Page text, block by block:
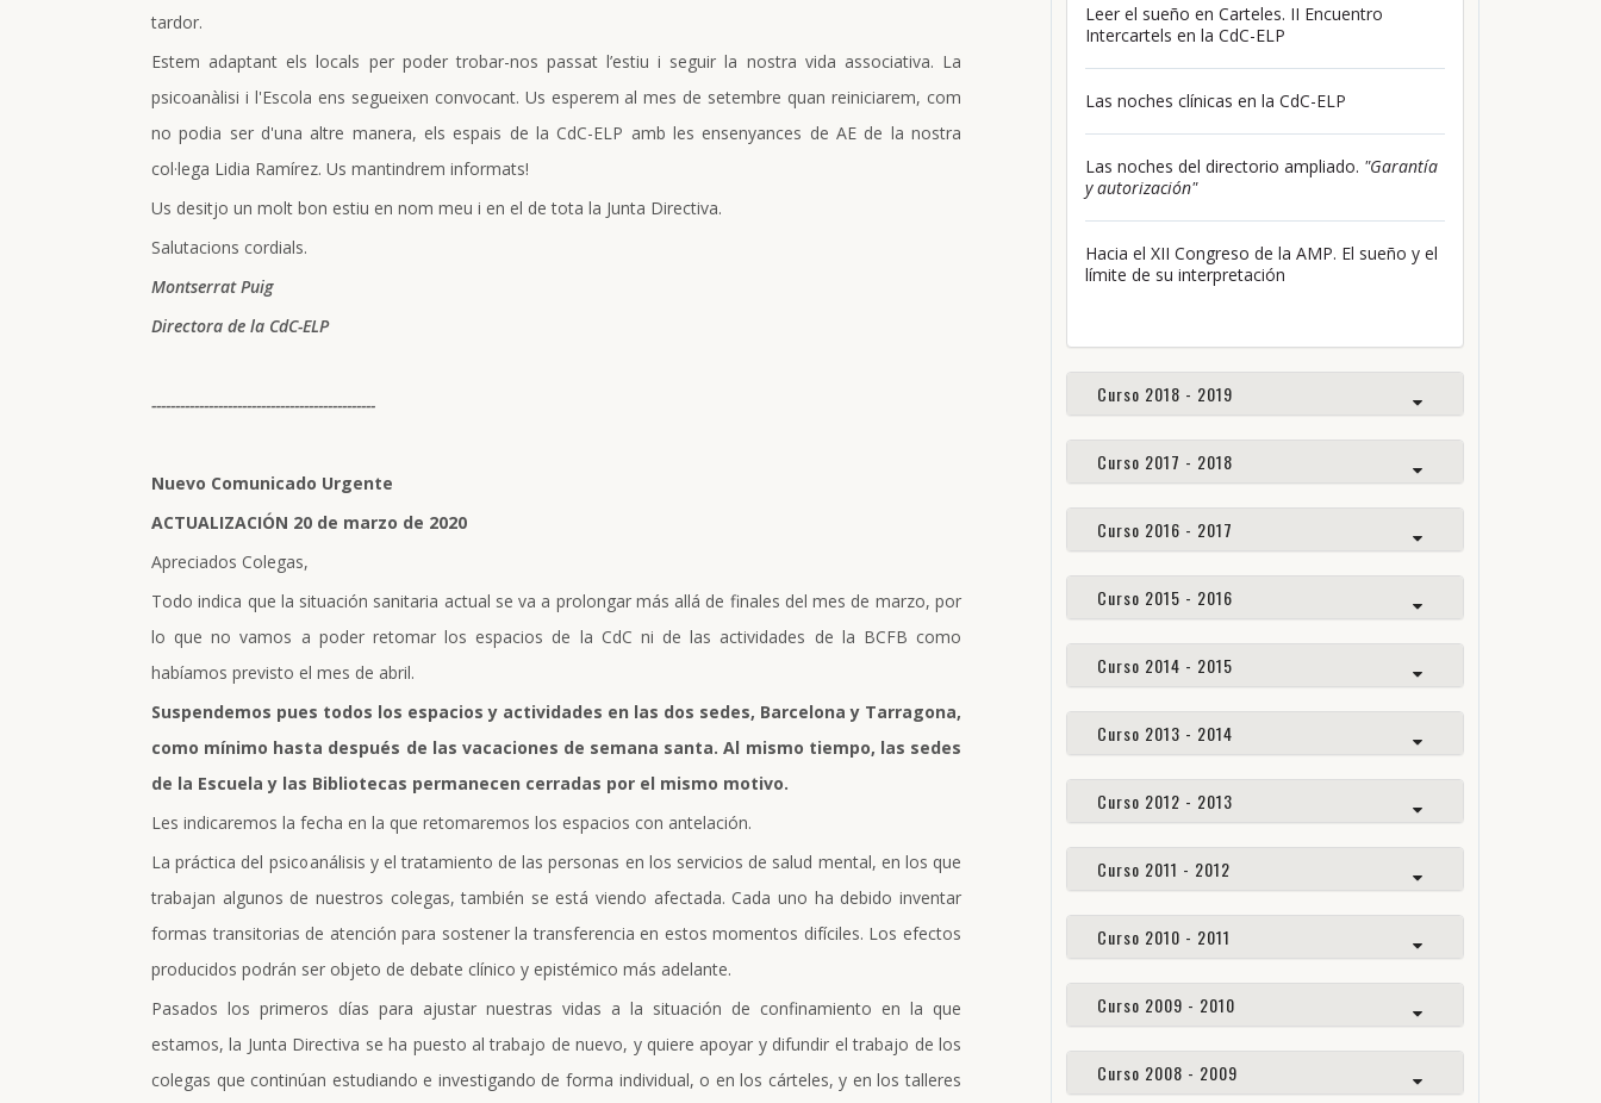
tardor.
Estem adaptant els locals per poder trobar-nos passat l’estiu i seguir la nostra vida associativa. La
psicoanàlisi i l'Escola ens segueixen convocant. Us esperem al mes de setembre quan reiniciarem, com
no podia ser d'una altre manera, els espais de la CdC-ELP amb les ensenyances de AE de la nostra
col·lega Lidia Ramírez. Us mantindrem informats!
Us desitjo un molt bon estiu en nom meu i en el de tota la Junta Directiva.
Salutacions cordials.
Montserrat Puig
Directora de la CdC-ELP
-----------------------------------------------
Nuevo Comunicado Urgente
ACTUALIZACIÓN 20 de marzo de 2020
Apreciados Colegas,
Todo indica que la situación sanitaria actual se va a prolongar más allá de finales del mes de marzo, por
lo que no vamos a poder retomar los espacios de la CdC ni de las actividades de la BCFB como
habíamos previsto el mes de abril.
Suspendemos pues todos los espacios y actividades en las dos sedes, Barcelona y Tarragona,
como mínimo hasta después de las vacaciones de semana santa. Al mismo tiempo, las sedes
de la Escuela y las Bibliotecas permanecen cerradas por el mismo motivo.
Les indicaremos la fecha en la que retomaremos los espacios con antelación.
La práctica del psicoanálisis y el tratamiento de las personas en los servicios de salud mental, en los que
trabajan algunos de nuestros colegas, también se está viendo afectada. Cada uno ha debido inventar
formas transitorias de atención para sostener la transferencia en estos momentos difíciles. Los efectos
producidos podrán ser objeto de debate clínico y epistémico más adelante.
Pasados los primeros días para ajustar nuestras vidas a la situación de confinamiento en la que
estamos, la Junta Directiva se ha puesto al trabajo de nuevo, y quiere apoyar y difundir el trabajo de los
colegas que continúan estudiando e investigando de forma individual, o en los cárteles, y en los talleres
Leer el sueño en Carteles. II Encuentro
Intercartels en la CdC-ELP
Las noches clínicas en la CdC-ELP
Las noches del directorio ampliado. "Garantía
y autorización"
Hacia el XII Congreso de la AMP. El sueño y el
límite de su interpretación
Curso 2018 - 2019
Curso 2017 - 2018
Curso 2016 - 2017
Curso 2015 - 2016
Curso 2014 - 2015
Curso 2013 - 2014
Curso 2012 - 2013
Curso 2011 - 2012
Curso 2010 - 2011
Curso 2009 - 2010
Curso 2008 - 2009